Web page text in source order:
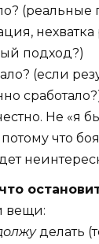
(реальные
нехватка
подход?)
(если
Не «я
что
вещи:
делать